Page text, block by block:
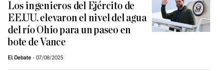
Los ingenieros del Ejército de
EE.UU. elevaron el nivel del agua
del río Ohio para un paseo en
bote de Vance
El Debate 07/08/2025